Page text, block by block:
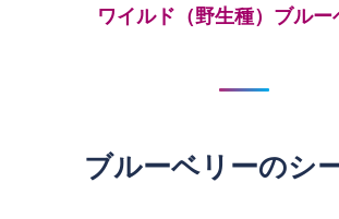
ワイルド（野生種）ブルー
ブルーベリーのシ